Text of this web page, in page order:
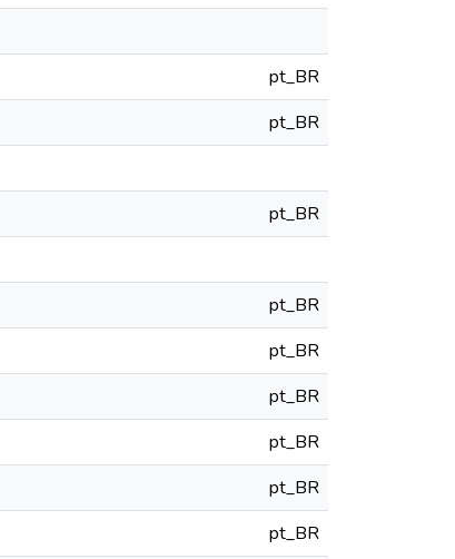
pt_BR
pt_BR
pt_BR
pt_BR
pt_BR
pt_BR
pt_BR
pt_BR
pt_BR